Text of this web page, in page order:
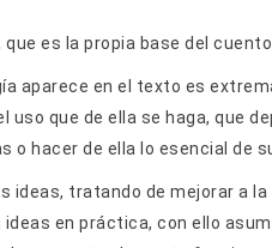
es la propia base del cuento
aparece en el texto es
uso que de ella se haga, que
o hacer de ella lo esencial de
ideas, tratando de mejorar a
en práctica, con ello